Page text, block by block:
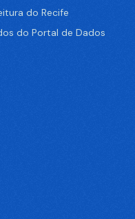
do Recife
do Portal de Dados